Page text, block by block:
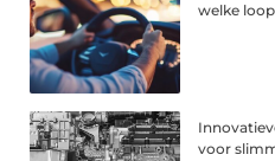
welke
voor